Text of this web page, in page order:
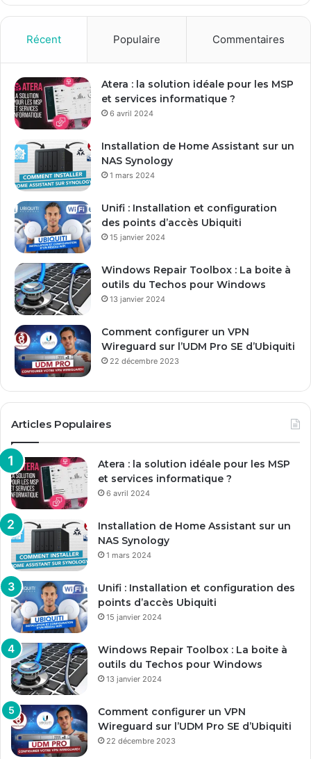
z
r
e
a
d
s
e
m
a
Récent Populaire Commentaires
Atera : la solution idéale pour les MSP
et services informatique ?
6 avril 2024
Installation de Home Assistant sur un
NAS Synology
1 mars 2024
Unifi : Installation et configuration
des points d’accès Ubiquiti
15 janvier 2024
Windows Repair Toolbox : La boite à
outils du Techos pour Windows
13 janvier 2024
Comment configurer un VPN
Wireguard sur l’UDM Pro SE d’Ubiquiti
22 décembre 2023
Articles Populaires
Atera : la solution idéale pour les MSP
et services informatique ?
6 avril 2024
Installation de Home Assistant sur un
NAS Synology
1 mars 2024
Unifi : Installation et configuration des
points d’accès Ubiquiti
15 janvier 2024
Windows Repair Toolbox : La boite à
outils du Techos pour Windows
13 janvier 2024
Comment configurer un VPN
Wireguard sur l’UDM Pro SE d’Ubiquiti
22 décembre 2023